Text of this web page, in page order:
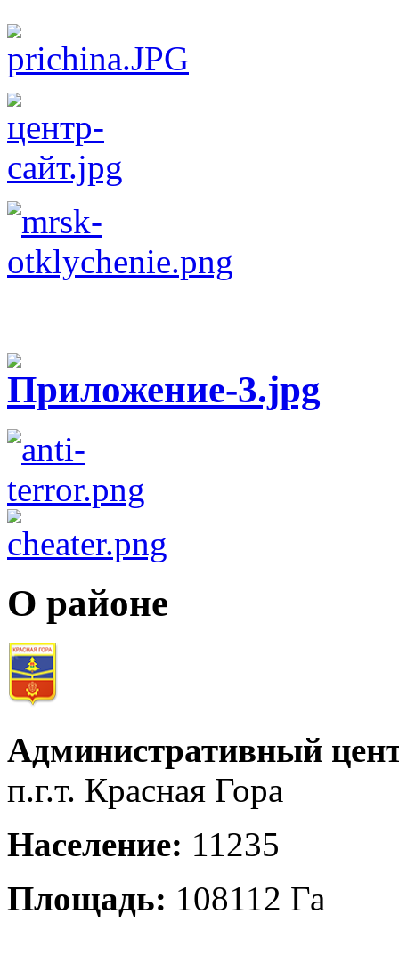
О районе
Административный
п.г.т. Красная Гора
Население: 11235
Площадь: 108112 Га